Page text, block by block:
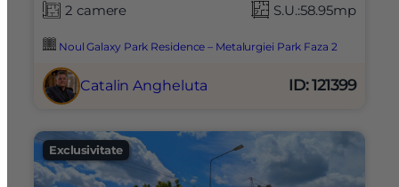
2 camere S.U.:58.95mp
Noul Galaxy Park Residence – Metalurgiei Park Faza 2
Catalin Angheluta ID: 121399
Exclusivitate